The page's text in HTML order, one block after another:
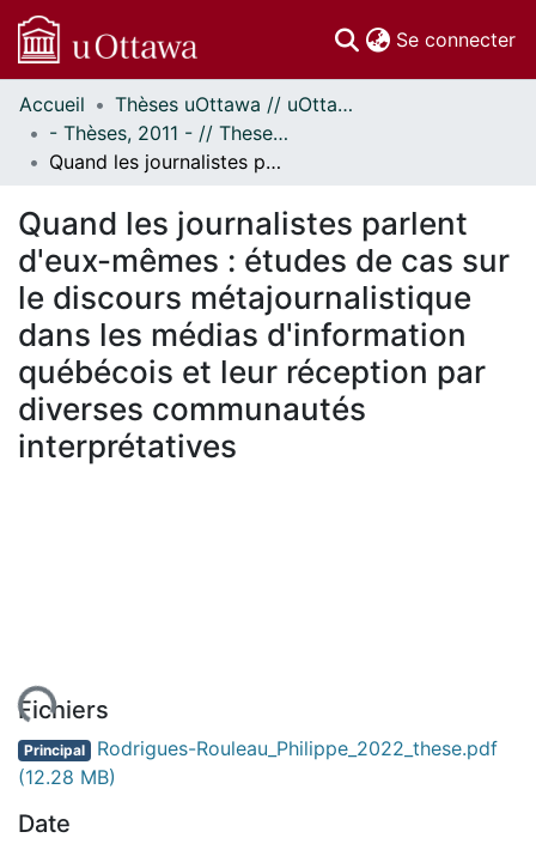
Se connecter
Communautés
et collections
Parcourir
À propos
Accueil
Thèses uOttawa // uOttawa Theses
- Thèses, 2011 - // Theses, 2011 -
Quand les journalistes parlent d'eux-mêmes : études de cas sur le discours métajournalistique dans les médias d'information québécois et leur réception par diverses communautés interprétatives
Quand les journalistes parlent
d'eux-mêmes : études de cas sur
le discours métajournalistique
dans les médias d'information
québécois et leur réception par
diverses communautés
interprétatives
Fichiers
Principal Rodrigues-Rouleau_Philippe_2022_these.pdf
(12.28 MB)
Date